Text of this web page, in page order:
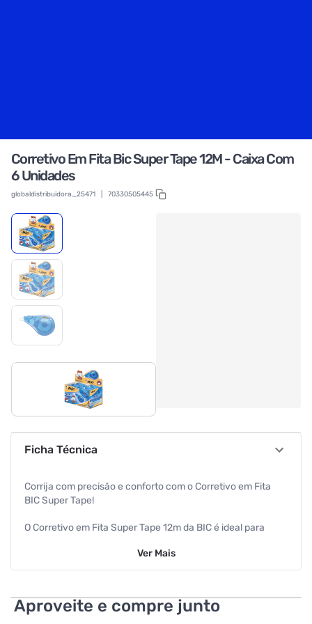
Corretivo Em Fita Bic Super Tape 12M - Caixa Com
6 Unidades
globaldistribuidora_25471 70330505445
Ficha Técnica
Corrija com precisão e conforto com o Corretivo em Fita
BIC Super Tape!
O Corretivo em Fita Super Tape 12m da BIC é ideal para
no ambiente escolar, acadêmico ou profissional. Com uma
necessidade de esperar pela secagem.
Ver Mais
Aproveite e compre junto